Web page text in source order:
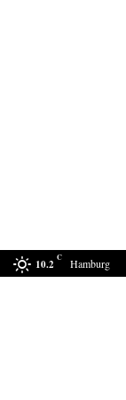
10.2 C Hamburg